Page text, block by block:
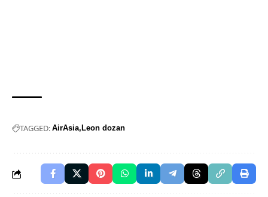
TAGGED: AirAsia Leon dozan